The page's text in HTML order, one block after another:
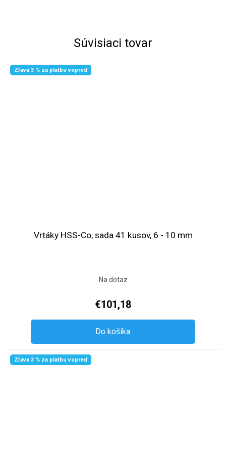
Súvisiaci tovar
Zľava 3 % za platbu vopred
Vrtáky HSS-Co, sada 41 kusov, 6 - 10 mm
Na dotaz
€101,18
Do košíka
Zľava 3 % za platbu vopred